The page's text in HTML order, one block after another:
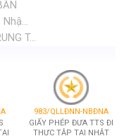
đã tăng...
độn...
T...